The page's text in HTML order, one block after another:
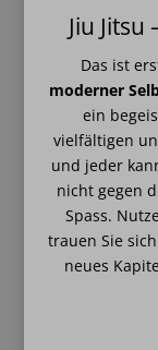
Jiu
Das ist
moderner
ein
vielfältigen
und jeder
nicht gegen
Spass.
trauen Sie
neues